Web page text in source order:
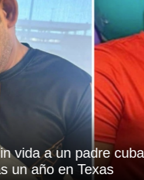
a un padre
año en Texas